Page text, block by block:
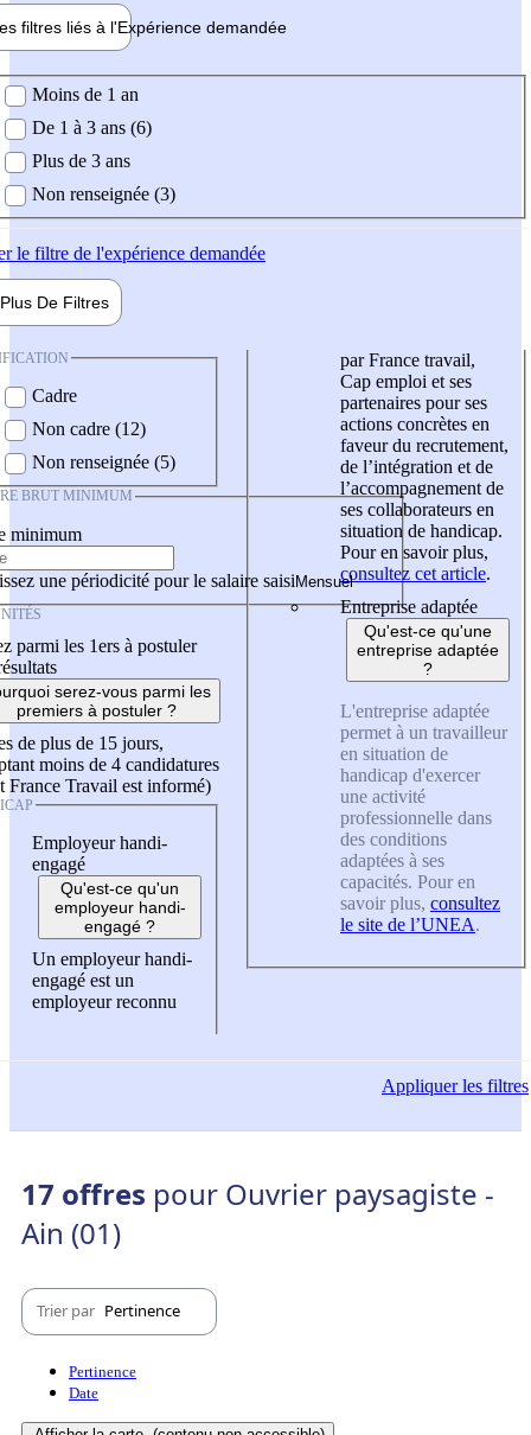
filtres liés à l'Expérience demandée
demandée
Moins de 1 an
De 1 à 3 ans (6)
Plus de 3 ans
Non renseignée (3)
le filtre de l'expérience demandée
Plus De Filtres
Cadre
Non cadre (12)
Non renseignée (5)
BRUT MINIMUM
minimum
une périodicité pour le salaire saisi
parmi les 1ers à postuler
serez-vous parmi les
premiers à postuler ?
de plus de 15 jours,
moins de 4 candidatures
France Travail est informé)
Employeur handi-
engagé
Qu'est-ce qu'un
employeur handi-
engagé ?
Un employeur handi-
engagé est un
employeur reconnu
par France travail,
Cap emploi et ses
partenaires pour ses
actions concrètes en
faveur du recrutement,
de l’intégration et de
l’accompagnement de
ses collaborateurs en
situation de handicap.
Pour en savoir plus,
consultez cet article.
Entreprise adaptée
Qu'est-ce qu'une
entreprise adaptée
?
L'entreprise adaptée
permet à un travailleur
en situation de
handicap d'exercer
une activité
professionnelle dans
des conditions
adaptées à ses
capacités. Pour en
savoir plus, consultez
le site de l’UNEA.
Appliquerles filtres
17 offres pour Ouvrier paysagiste -
Ain (01)
Trier par Pertinence
Pertinence
Date